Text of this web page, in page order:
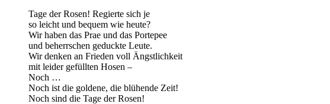
Tage der Rosen! Regierte sich je
so leicht und bequem wie heute?
Wir haben das Prae und das Portepee
und beherrschen geduckte Leute.
Wir denken an Frieden voll Ängstlichkeit
mit leider gefüllten Hosen –
Noch …
Noch ist die goldene, die blühende Zeit!
Noch sind die Tage der Rosen!